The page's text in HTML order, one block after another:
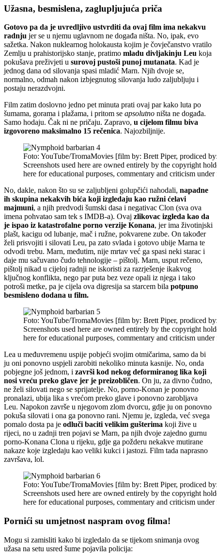
Užasna, besmislena, zaglupljujuća priča
Gotovo pa da je uvredljivo ustvrditi da ovaj film ima nekakvu
radnju jer se u njemu uglavnom ne događa ništa. No, ipak, evo
sažetka. Nakon nuklearnog holokausta kojim je čovječanstvo vratilo
Zemlju u prahistorijsko stanje, pratimo mladu divljakinju Leu koja
pokušava preživjeti u surovoj pustoši punoj mutanata. Kad je
jednog dana od silovanja spasi mladić Marn. Njih dvoje se,
normalno, odmah nakon izbjegnutog silovanja ludo zaljubljuju i
postaju nerazdvojni.
Film zatim doslovno jedno pet minuta prati ovaj par kako luta po
šumama, gorama i plažama, i pritom se apsolutno ništa ne događa.
Samo hodaju. Čak ni ne pričaju. Zapravo, u cijelom filmu biva
izgovoreno maksimalno 15 rečenica. Najozbiljnije.
Foto: YouTube/TromaMovies [film by: Brett Piper, prodiced
Screenshots used here are owned entirely by the copyright
here for educational purposes, commentary and criticism under
No, dakle, nakon što su se zaljubljeni golupčići nahodali, napadne
ih skupina nekakvih bića koji izgledaju kao ružni ćelavi
majmuni, a njih predvodi šumski dasa i negativac Clon (sva ova
imena pohvatao sam tek s IMDB-a). Ovaj zlikovac izgleda kao da
je ispao iz katastrofalne porno verzije Konana, jer ima životinjski
plašt, kacigu od lubanje, mač i ružne, pokvarene zube. On također
želi prisvojiti i silovati Leu, pa zato svlada i gotovo ubije Marna te
odvodi trebu. Marn, međutim, nije mrtav već ga spasi neki starac i
daje mu sačuvano čudo tehnologije – pištolj. Marn, usput rečeno,
pištolj nikad u cijeloj radnji ne iskoristi za razrješenje ikakvog
ključnog konflikta, nego par puta bez veze opali iz njega i tako
potroši metke, pa je cijela ova digresija sa starcem bila potpuno
besmisleno dodana u film.
Foto: YouTube/TromaMovies [film by: Brett Piper, prodiced
Screenshots used here are owned entirely by the copyright
here for educational purposes, commentary and criticism under
Lea u međuvremenu uspije pobjeći svojim otmičarima, samo da bi
ju oni ponovno uspjeli zarobiti nekoliko minuta kasnije. No, onda
pobjegne još jednom, i završi kod nekog deformiranog lika koji
nosi vreću preko glave jer je preizobličen. On ju, za divno čudno,
ne želi silovati nego se sprijatelje. No, porno-Konan je ponovno
pronalazi, ubija lika s vrećom preko glave i ponovno zarobljava
Leu. Napokon završe u njegovom zlom dvorcu, gdje ju on ponovno
pokuša silovati i ona ga ponovno rani. Njemu je, izgleda, već svega
pomalo dosta pa je odluči baciti velikim gušterima koji žive u
rijeci, no u zadnji tren pojavi se Marn, pa njih dvoje zajedno gurnu
porno-Konana Clona u rijeku, gdje ga požderu nekakve mutirane
nakaze koje izgledaju kao veliki kukci i jastozi. Film tada naprasno
završava, lol.
Foto: YouTube/TromaMovies [film by: Brett Piper, prodiced
Screenshots used here are owned entirely by the copyright
here for educational purposes, commentary and criticism under
Pornići su umjetnost naspram ovog filma!
Mogu si zamisliti kako bi izgledalo da se tijekom snimanja ovog
užasa na setu usred šume pojavila policija: